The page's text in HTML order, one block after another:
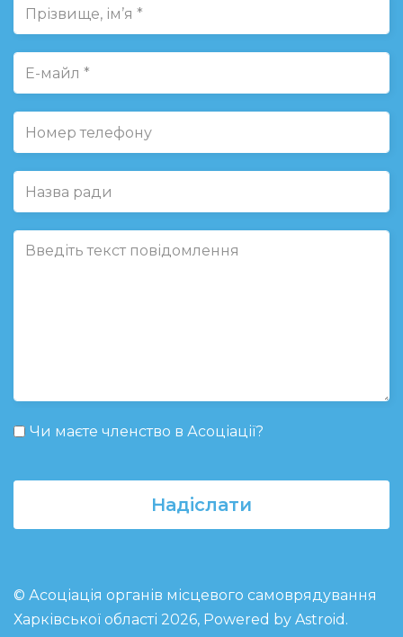
Чи маєте членство в Асоціації?
Надіслати
© Асоціація органів місцевого самоврядування
Харківської області 2026, Powered by Astroid .